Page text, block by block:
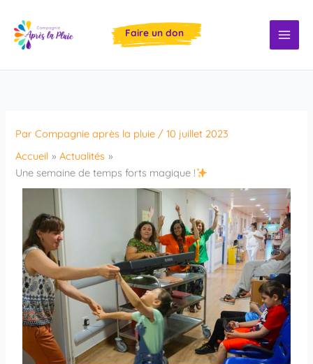
contenu
Faire un don
ParCompagnie après la pluie /10 juillet 2023
Accueil
Actualités
Une semaine de temps forts magique !